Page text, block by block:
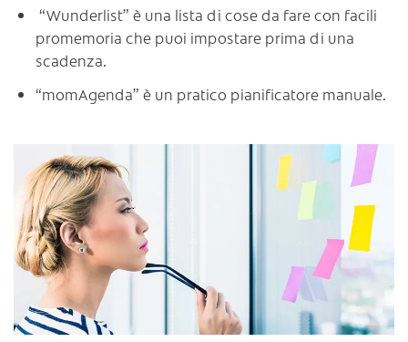
“Wunderlist” è una lista di cose da fare con facili
promemoria che puoi impostare prima di una
scadenza.
“momAgenda” è un pratico pianificatore manuale.